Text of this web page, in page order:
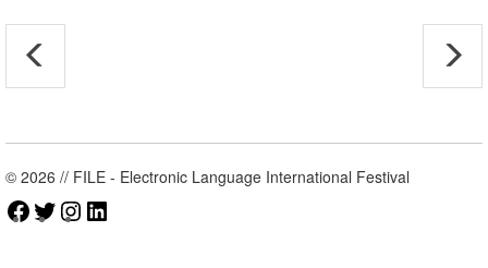
© 2026 // FILE - Electronic Language International Festival
Facebook
TwitterInstagram